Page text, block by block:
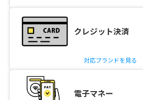
クレジット決済
対応ブランドを見る
電子マネー